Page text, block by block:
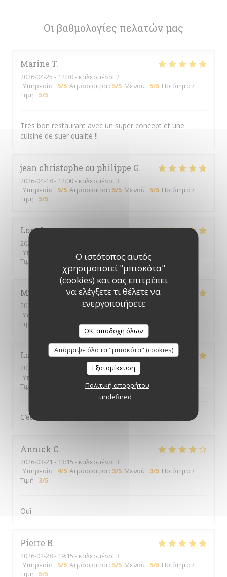
Ο ιστότοπος αυτός
χρησιμοποιεί "μπισκότα"
(cookies) και σας επιτρέπει
να ελέγξετε τι θέλετε να
ενεργοποιήσετε
OK, αποδοχή όλων
Απόρριψε όλα τα "μπισκότα" (cookies)
Εξατομίκευση
Πολιτική απορρήτου
undefined
Οι βαθμολογίες πελατών μας
Marine T
2026-04-25 - 12:30 - καλεσμένοι 2
Υπηρεσία : 5/5 Ατμόσφαιρα : 5/5 Μενού : 5/5 Ποιότητα /
Τιμή : 5/5
Très bon restaurant avec un super concept et une
cuisine de suer qualité !!
jean christophe ou philippe G
2026-04-18- 12:00 - καλεσμένοι 3
Υπηρεσία : 5/5 Ατμόσφαιρα : 5/5 Μενού : 5/5 Ποιότητα /
Τιμή : 5/5
LoïcL
2026-03-27
Υπηρεσία
Ατμόσφαιρα Μενού:
Τιμή
Muriel
2026-03-28
- 12:15 - καλεσμένοι 2
Υπηρεσία
Τιμή
Lucie B
2026-03-26
- 12:00 - καλεσμένοι 2
Υπηρεσία
Ατμόσφαιρα:5/5 Μενού
Τιμή
C’était très bon, comme d’habitude !
Annick C
2026-03-21 - 13:15 - καλεσμένοι 3
Υπηρεσία : 4/5 Ατμόσφαιρα : 3/5 Μενού : 3/5 Ποιότητα /
Τιμή : 3/5
Oui
Pierre B
2026-02-28- 19:15 - καλεσμένοι 3
Υπηρεσία : 5/5 Ατμόσφαιρα : 5/5 Μενού : 5/5 Ποιότητα /
Τιμή : 5/5